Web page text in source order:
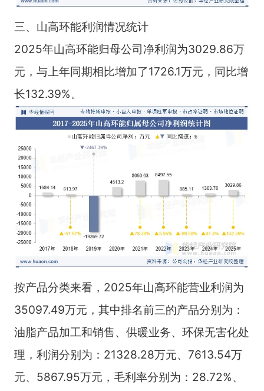
三、山高环能利润情况统计
2025年山高环能归母公司净利润为3029.86万
元，与上年同期相比增加了1726.1万元，同比增
长132.39%。
按产品分类来看，2025年山高环能营业利润为
35097.49万元，其中排名前三的产品分别为：
油脂产品加工和销售、供暖业务、环保无害化处
理，利润分别为：21328.28万元、7613.54万
元、5867.95万元，毛利率分别为：28.72%、